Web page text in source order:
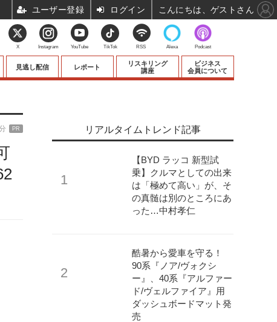
見逃し配信 レポート
リスキリング
講座
ビジネス
会員について
PR リアルタイムトレンド記事
【BYD ラッコ 新型試
乗】クルマとしての出来
は「極めて高い」が、そ
の真髄は別のところにあ
った…中村孝仁
酷暑から愛車を守る！
90系『ノア/ヴォクシ
ー』、40系『アルファー
ド/ヴェルファイア』用
ダッシュボードマット発
売
X Instagram YouTube TikTok RSS Alexa Podcast
ユーザー登録 ログイン こんにちは、ゲストさん